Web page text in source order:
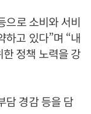
으로 소비와 서비
하고 있다”며 “내
정책 노력을 강
담 경감 등을 담